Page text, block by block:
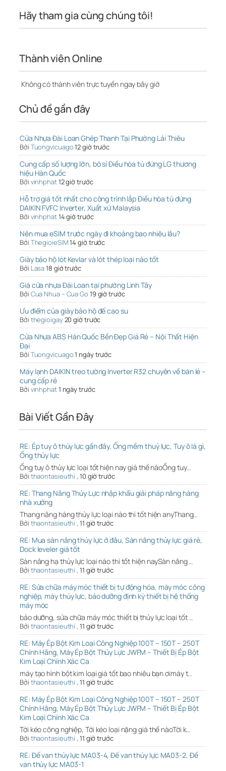
Hãy tham gia cùng chúng tôi!
Thành viên Online
Không có thành viên trực tuyến ngay bây giờ
Chủ đề gần đây
Cửa Nhựa Đài Loan Ghép Thanh Tại Phường Lái Thiêu
Bởi Tuongvicuago12 giờ trước
Cung cấp số lượng lớn, bỏ sỉ Điều hòa tủ đứng LG thương
hiệu Hàn Quốc
Bởi vinhphat12 giờ trước
Hỗ trợ giá tốt nhất cho công trình lắp Điều hòa tủ đứng
DAIKIN FVFC Inverter, Xuất xứ Malaysia
Bởi vinhphat14 giờ trước
Nên mua eSIM trước ngày đi khoảng bao nhiêu lâu?
Bởi ThegioieSIM14 giờ trước
Giày bảo hộ lót Kevlar và lót thép loại nào tốt
Bởi Lasa18 giờ trước
Giá cửa nhựa Đài Loan tại phường Linh Tây
Bởi Cua Nhua – Cua Go 19 giờ trước
Ưu điểm của giày bảo hộ đế cao su
Bởi thegioigay20 giờ trước
Cửa Nhựa ABS Hàn Quốc Bền Đẹp Giá Rẻ – Nội Thất Hiện
Đại
Bởi Tuongvicuago1 ngày trước
Máy lạnh DAIKIN treo tường Inverter R32 chuyên về bán lẻ –
cung cấp rẻ
Bởi vinhphat1 ngày trước
Bài Viết Gần Đây
RE: Ép tuy ô thủy lực gần đây, Ống mềm thuỷ lực, Tuy ô là gì,
Ống thủy lực
Ống tuy ô thủy lực loại tốt hiện nay giá thế nàoỐng tuy…
Bởi thaontasieuthi , 10 giờ trước
RE: Thang Nâng Thủy Lực nhập khẩu giải pháp nâng hàng
nhà xưởng
Thang nâng hàng thủy lực loại nào thì tốt hiện anyThang…
Bởi thaontasieuthi , 11 giờ trước
RE: Mua sàn nâng thủy lực ở đâu, Sàn nâng thủy lực giá rẻ,
Dock leveler giá tốt
Sàn nâng hạ thủy lực loại nào thì tốt hiện naySàn nâng …
Bởi thaontasieuthi , 11 giờ trước
RE: Sửa chữa máy móc thiết bị tự động hóa, máy móc công
nghiệp, máy thủy lực, bảo dưỡng định kỳ thiết bị hệ thống
máy móc
bảo dưỡng, sửa chữa máy móc thiết bị thủy lực loại tốt …
Bởi thaontasieuthi , 11 giờ trước
RE: Máy Ép Bột Kim Loại Công Nghiệp 100T – 150T – 250T
Chính Hãng, Máy Ép Bột Thủy Lực JWFM – Thiết Bị Ép Bột
Kim Loại Chính Xác Ca
máy tạo hình bột kim loại giá tốt bao nhiêu bạn ơimáy t…
Bởi thaontasieuthi , 11 giờ trước
RE: Máy Ép Bột Kim Loại Công Nghiệp 100T – 150T – 250T
Chính Hãng, Máy Ép Bột Thủy Lực JWFM – Thiết Bị Ép Bột
Kim Loại Chính Xác Ca
Tời kéo công nghiệp, Tới kéo loại nặng giá thế nàoTời k…
Bởi thaontasieuthi , 11 giờ trước
RE: Đế van thủy lực MA03-4, Đế van thủy lực MA03-2, Đế
van thủy lực MA03-1